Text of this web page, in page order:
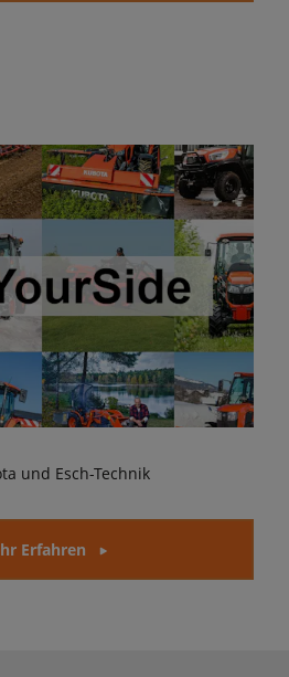
und Esch-Technik
Erfahren